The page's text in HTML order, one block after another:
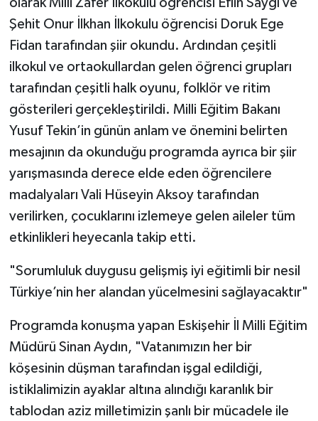
olarak Milli Zafer İlkokulu öğrencisi Eflin Saygı ve
Şehit Onur İlkhan İlkokulu öğrencisi Doruk Ege
Fidan tarafından şiir okundu. Ardından çeşitli
ilkokul ve ortaokullardan gelen öğrenci grupları
tarafından çeşitli halk oyunu, folklör ve ritim
gösterileri gerçekleştirildi. Milli Eğitim Bakanı
Yusuf Tekin’in günün anlam ve önemini belirten
mesajının da okunduğu programda ayrıca bir şiir
yarışmasında derece elde eden öğrencilere
madalyaları Vali Hüseyin Aksoy tarafından
verilirken, çocuklarını izlemeye gelen aileler tüm
etkinlikleri heyecanla takip etti.
"Sorumluluk duygusu gelişmiş iyi eğitimli bir nesil
Türkiye’nin her alandan yücelmesini sağlayacaktır"
Programda konuşma yapan Eskişehir İl Milli Eğitim
Müdürü Sinan Aydın, "Vatanımızın her bir
köşesinin düşman tarafından işgal edildiği,
istiklalimizin ayaklar altına alındığı karanlık bir
tablodan aziz milletimizin şanlı bir mücadele ile